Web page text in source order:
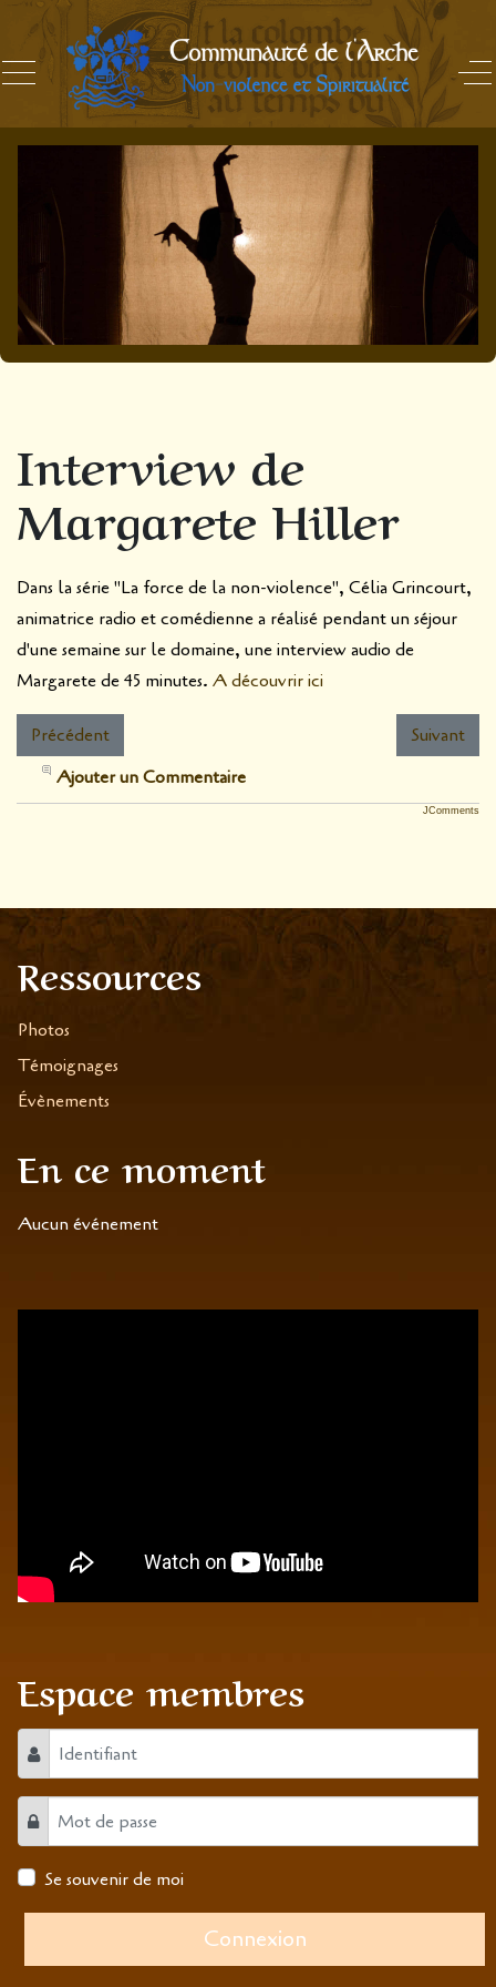
Interview de
Margarete Hiller
Dans la série "La force de la non-violence", Célia Grincourt,
animatrice radio et comédienne a réalisé pendant un séjour
d'une semaine sur le domaine, une interview audio de
Margarete de 45 minutes. A découvrir ici
Précédent
Suivant
Ajouter un Commentaire
JComments
Ressources
Photos
Témoignages
Évènements
En ce moment
Aucun événement
Espace membres
Identifiant
Mot de passe
Se souvenir de moi
Connexion